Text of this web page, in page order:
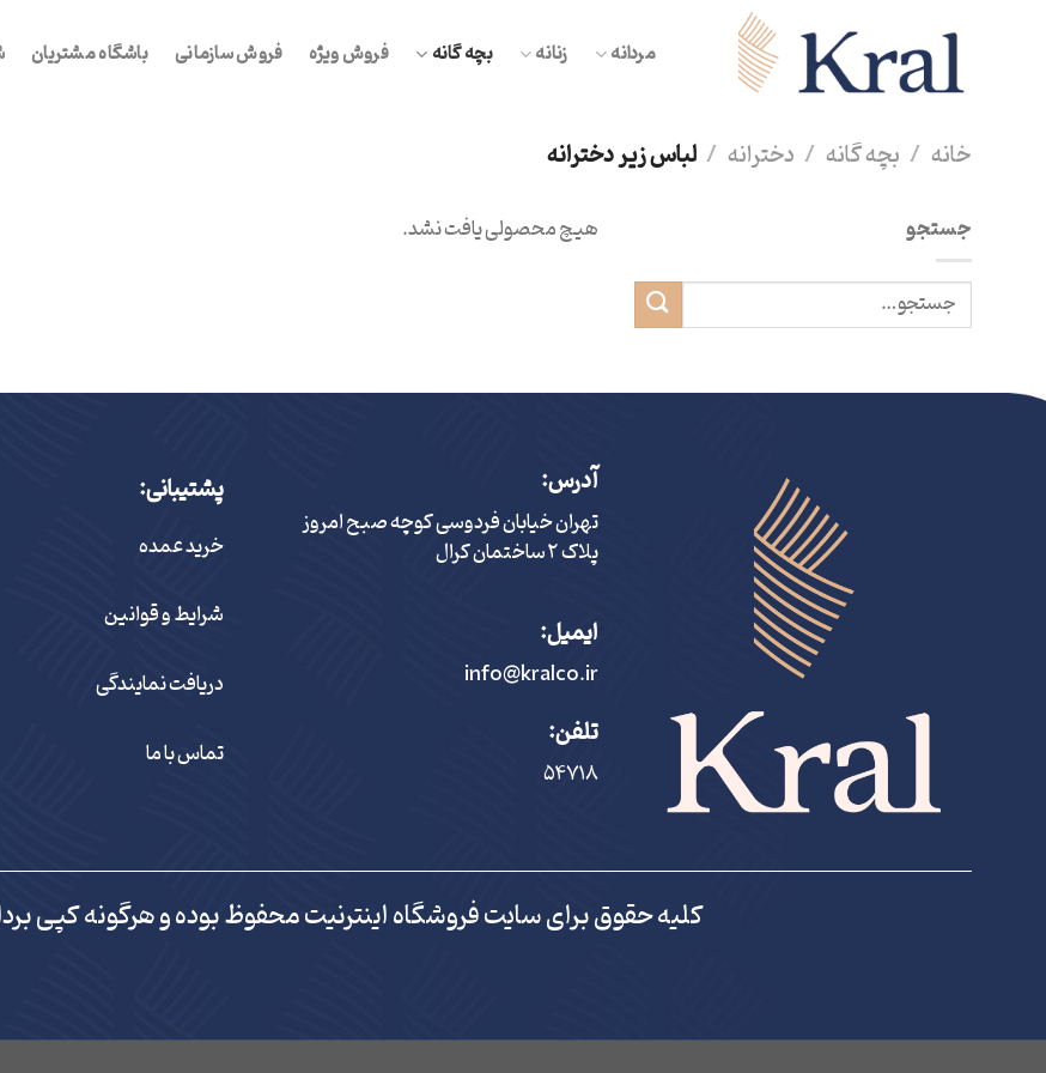
مردانه زنانه بچه گانه فروش ویژه فروش سازمانی باشگاه مشتریان
خانه / بچه گانه / دخترانه / لباس زیر دخترانه
جستجو هیچ محصولی یافت نشد.
آدرس:
تهران خیابان فردوسی کوچه صبح امروز
پلاک ٢ ساختمان کرال
ایمیل:
info@kralco.ir
تلفن:
۵۴٧١٨
پشتیبانی:
خرید عمده
شرایط و قوانین
دریافت نمایندگی
تماس با ما
کلیه حقوق برای سایت فروشگاه اینترنیت محفوظ بوده و هرگونه کپی